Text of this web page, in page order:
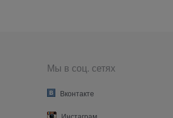
Мы в соц. сетях
Вконтакте